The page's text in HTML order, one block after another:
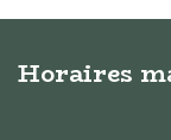
Horaires